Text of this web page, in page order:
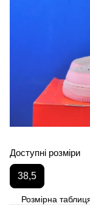
Доступні розміри
38,5
Розмірна